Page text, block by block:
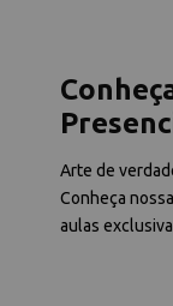
Arte de
Conheça
aulas